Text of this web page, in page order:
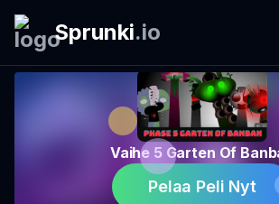
Sprunki.io
Vaihe 5 Garten Of
Pelaa Peli Nyt